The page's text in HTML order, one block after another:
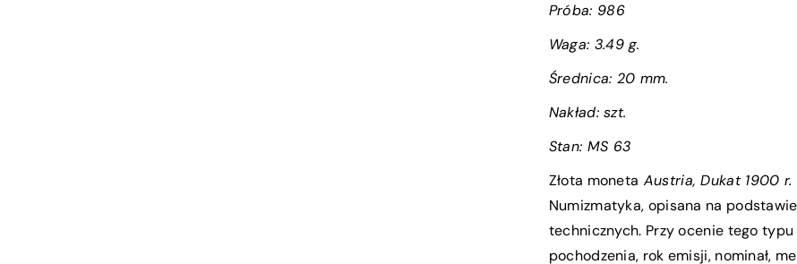
Próba: 986
Waga: 3.49 g.
Średnica: 20 mm.
Nakład: szt.
Stan: MS 63
Złota moneta Austria, Dukat 1900 r.
Numizmatyka, opisana na
technicznych. Przy ocenie tego
pochodzenia, rok emisji, nominał,